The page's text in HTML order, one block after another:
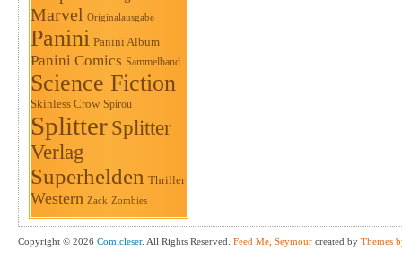
Marvel Originalausgabe
Panini Panini Album
Panini Comics Sammelband
Science Fiction
Skinless Crow Spirou
Splitter Splitter
Verlag
Superhelden Thriller
Western Zack Zombies
Copyright © 2026 Comicleser. All Rights Reserved. Feed Me, Seymour created by Themes